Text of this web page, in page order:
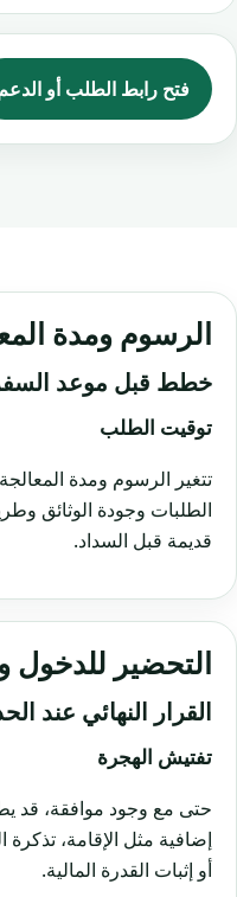
فتح رابط الطلب أو
الرسوم ومدة
خطط قبل موعد
توقيت الطلب
تتغير الرسوم ومدة
الطلبات وجودة الوثائق
قديمة قبل السداد.
التحضير للدخول
القرار النهائي عند
تفتيش الهجرة
حتى مع وجود موافقة، قد
إضافية مثل الإقامة،
أو إثبات القدرة المالية.